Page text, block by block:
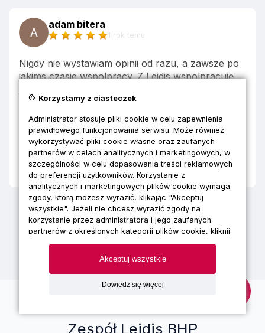
A
adam bitera
1 rok temu
Nigdy nie wystawiam opinii od razu, a zawsze po
jakims czasie wspolpracy. Z Lejdis wspolpracuję
Przetrwałem z Lejdis kontrolę z PiP - dużo było
do nadrobienia, a skończyło się na małym
pouczeniu, za co leci 5 gwiazdek i obietnica
dalszej współpracy. Polecam!
Opublikowano na
Google
Zespół Lejdis BHP
cookie Korzystamy z ciasteczek
Administrator stosuje pliki cookie w celu zapewnienia
prawidłowego funkcjonowania serwisu. Może również
wykorzystywać pliki cookie własne oraz zaufanych
partnerów w celach analitycznych i marketingowych, w
szczególności w celu dopasowania treści reklamowych
do preferencji użytkowników. Korzystanie z
analitycznych i marketingowych plików cookie wymaga
zgody, którą możesz wyrazić, klikając "Akceptuj
wszystkie". Jeżeli nie chcesz wyrazić zgody na
korzystanie przez administratora i jego zaufanych
partnerów z określonych kategorii plików cookie, kliknij
"Dowiedz się więcej" i zdecyduj o swoich
preferencjach. Wyrażoną zgodę można wycofać w
każdym momencie poprzez zmianę preferencji plików
cookie. Możliwość edycji zgód cookie znajdziesz w
stopce strony pod przyciskiem "Edytuj zgody cookie".
osobowych. Więcej informacji o korzystaniu z plików
Dowiedz się więcej
Akceptuj wszystkie